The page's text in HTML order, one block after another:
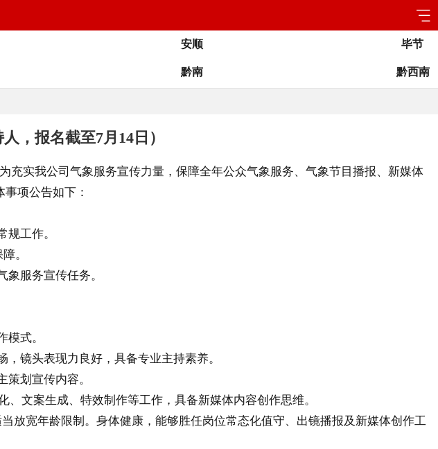
安顺 毕节
黔南 黔西南
，报名截至7月14日）
充实我公司气象服务宣传力量，保障全年公众气象服务、气象节目播报、新媒体
项公告如下：
工作。
。
服务宣传任务。
式。
镜头表现力良好，具备专业主持素养。
划宣传内容。
文案生成、特效制作等工作，具备新媒体内容创作思维。
宽年龄限制。身体健康，能够胜任岗位常态化值守、出镜播报及新媒体创作工